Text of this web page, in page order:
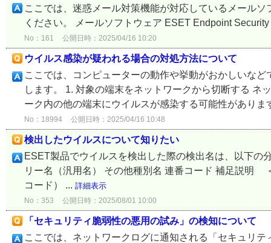
ここでは、迷惑メール対策機能が対応しているメール
ください。 メールソフトウェア ESET Endpoint
No：161 公開日時：2025/04/16 10:20
ウイルス感染が疑われる場合の対処方法について
ここでは、コンピューターの動作や挙動がおかしいな
します。 1. 対象の端末をネットワークから切断する ネ
ーク内の他の端末にウイルスが感染する可能性があり
No：18994 公開日時：2025/04/16 10:48
検出したウイルスについて知りたい
ESET製品でウイルスを検出した際の検出名は、以下の
リー名（汎用名） その他種別名 連番コード 補足説明
コード） ... 詳細表示
No：353 公開日時：2025/08/01 10:00
「セキュリティ脆弱性の悪用の試み」の検知について
ここでは、ネットワークログに通知される「セキュリ